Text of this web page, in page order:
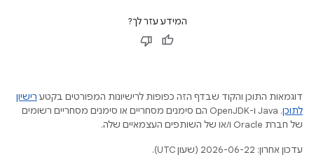
המידע עזר לך?
דוגמאות התוכן והקוד שבדף הזה כפופות לרישיונות המפורטים בקטע רישיון
לתוכן
.‏ Java ו-OpenJDK הם סימנים מסחריים או סימנים מסחריים רשומים
של חברת Oracle ו/או של השותפים העצמאיים שלה.
עדכון אחרון: 2026-06-22 (שעון UTC).